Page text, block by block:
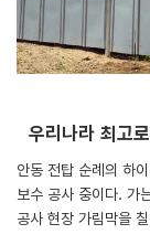
우리나라 최고
안동 전탑 순례의 하
보수 공사 중이다. 가
공사 현장 가림막을